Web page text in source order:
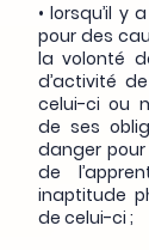
• lorsqu’il y
pour des
la volonté
d’activité
celui-ci ou
de ses
danger
de
inaptitude
de celui-ci ;